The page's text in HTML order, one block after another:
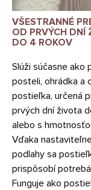
VŠESTRANNÉ
OD PRVÝCH DNÍ
DO 4 ROKOV
Slúži súčasne ako
posteli, ohrádka a
postieľka, určená
prvých dní života
alebo s
Vďaka
podlahy sa
prispôsobí
Funguje ako